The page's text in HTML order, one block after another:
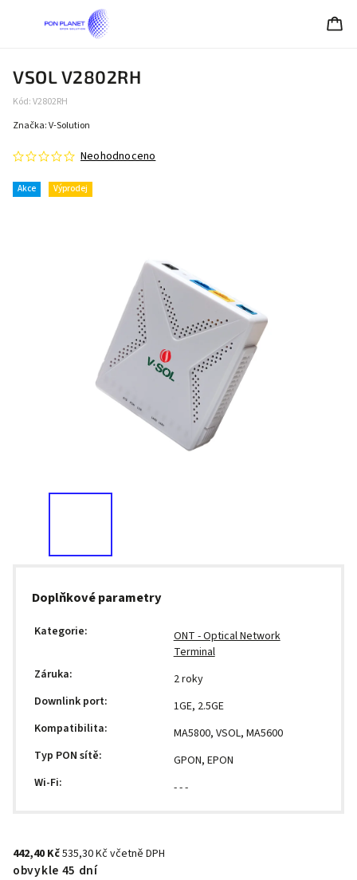
VSOL V2802RH
Kód:V2802RH
Akce Výprodej
Neohodnoceno
Značka:V-Solution
Doplňkové parametry
Kategorie:
ONT - Optical Network
Terminal
Záruka:
2 roky
Downlink port:
1GE, 2.5GE
Kompatibilita:
MA5800, VSOL, MA5600
Typ PON sítě:
GPON, EPON
Wi-Fi: - - -
442,40 Kč535,30 Kč včetně DPH
obvykle 45 dní